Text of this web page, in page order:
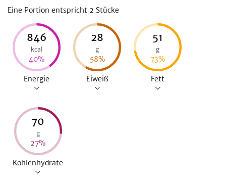
Eine Portion entspricht 2 Stücke
846
kcal
40%
Energie
28
g
58%
Eiweiß
51
g
73%
Fett
70
g
27%
Kohlenhydrate